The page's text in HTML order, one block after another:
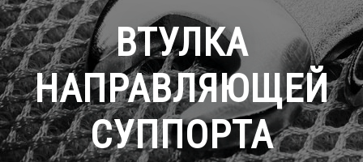
ВТУЛКА
НАПРАВЛЯЮЩЕЙ
СУППОРТА